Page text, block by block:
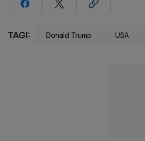
TAGI: Donald Trump USA